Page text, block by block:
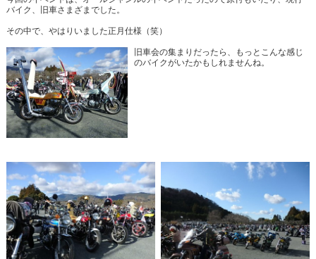
バイク、旧車さまざまでした。
その中で、やはりいました正月仕様（笑）
旧車会の集まりだったら、もっとこんな感じ
のバイクがいたかもしれませんね。